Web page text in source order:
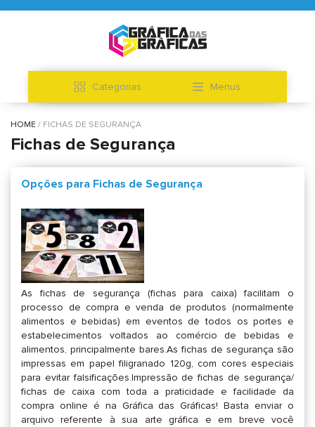
Categorias Menus
HOME FICHAS DE SEGURANÇA
Fichas de Segurança
Opções para Fichas de Segurança
As fichas de segurança (fichas para caixa) facilitam o
processo de compra e venda de produtos (normalmente
alimentos e bebidas) em eventos de todos os portes e
estabelecimentos voltados ao comércio de bebidas e
alimentos, principalmente bares.As fichas de segurança são
impressas em papel filigranado 120g, com cores especiais
para evitar falsificações.Impressão de fichas de segurança/
fichas de caixa com toda a praticidade e facilidade da
compra online é na Gráfica das Gráficas! Basta enviar o
arquivo referente à sua arte gráfica e em breve você